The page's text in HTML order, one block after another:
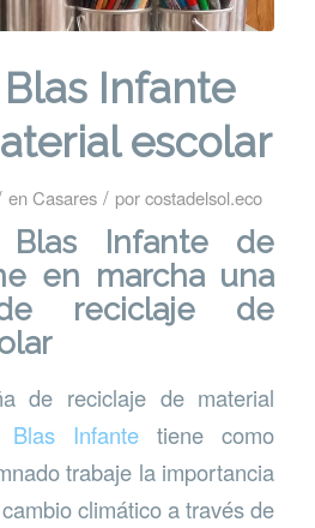
Blas Infante
escolar
enCasares / porcostadelsol.eco
Blas Infante de
en marcha una
reciclaje de
de reciclaje de material
Blas Infante tiene como
trabaje la importancia
climático a través de